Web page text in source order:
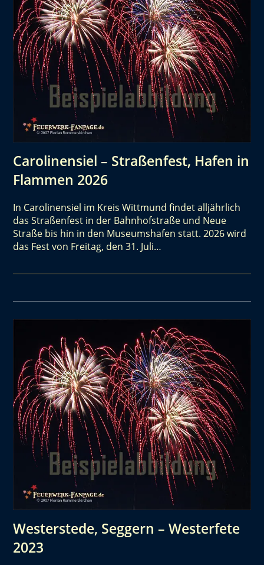
Carolinensiel – Straßenfest, Hafen in
Flammen 2026
In Carolinensiel im Kreis Wittmund findet alljährlich
das Straßenfest in der Bahnhofstraße und Neue
Straße bis hin in den Museumshafen statt. 2026 wird
das Fest von Freitag, den 31. Juli…
Westerstede, Seggern – Westerfete
2023